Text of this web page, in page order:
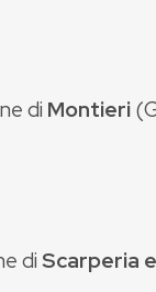
di Montieri(
diScarperia